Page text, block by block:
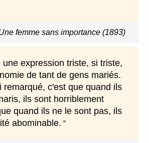
femme sans importance (1893)
une expression triste, si triste,
de tant de gens mariés.
remarqué, c'est que quand ils
ils sont horriblement
quand ils ne le sont pas, ils
abominable.